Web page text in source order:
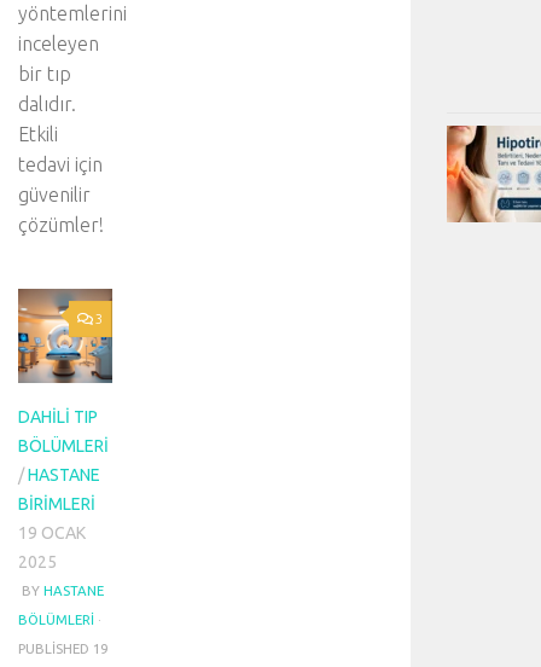
yöntemlerini
inceleyen
bir tıp
dalıdır.
Etkili
tedavi için
güvenilir
çözümler!
3
DAHILI TIP
BÖLÜMLERI
/HASTANE
BIRIMLERI
19 OCAK
2025
BY HASTANE
BÖLÜMLERI ·
PUBLISHED 19